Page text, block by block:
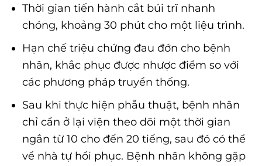
Thời gian tiến hành cắt búi trĩ nhanh
chóng, khoảng 30 phút cho một liệu trình.
Hạn chế triệu chứng đau đớn cho bệnh
nhân, khắc phục được nhược điểm so với
các phương pháp truyền thống.
Sau khi thực hiện phẫu thuật, bệnh nhân
chỉ cần ở lại viện theo dõi một thời gian
ngắn từ 10 cho đến 20 tiếng, sau đó có thể
về nhà tự hồi phục. Bệnh nhân không gặp